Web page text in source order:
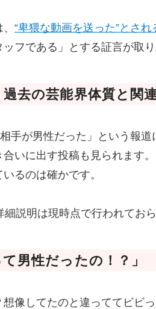
“卑猥な動画を送った”とさ
フである」とする証言が取り
去の芸能界体質と関
手が男性だった」という報
いに出す投稿も見られます
るのは確かです。
説明は現時点で行われてお
男性だったの！？」
像してたのと違っててビビ